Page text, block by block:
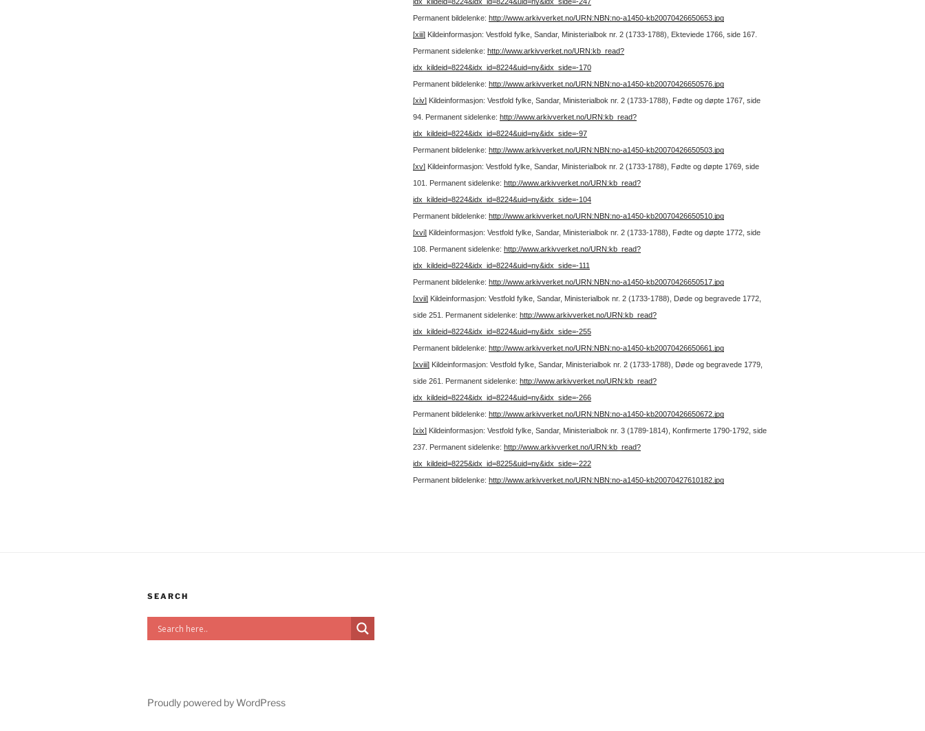
Permanent bildelenke: http://www.arkivverket.no/URN:NBN:no-a1450-kb20070426650653.jpg
[xiii]Kildeinformasjon: Vestfold fylke, Sandar, Ministerialbok nr. 2 (1733-1788), Ekteviede 1766, side 167.
Permanent sidelenke: http://www.arkivverket.no/URN:kb_read?
idx_kildeid=8224&idx_id=8224&uid=ny&idx_side=-170
Permanent bildelenke: http://www.arkivverket.no/URN:NBN:no-a1450-kb20070426650576.jpg
[xiv]Kildeinformasjon: Vestfold fylke, Sandar, Ministerialbok nr. 2 (1733-1788), Fødte og døpte 1767, side
94. Permanent sidelenke: http://www.arkivverket.no/URN:kb_read?
idx_kildeid=8224&idx_id=8224&uid=ny&idx_side=-97
Permanent bildelenke: http://www.arkivverket.no/URN:NBN:no-a1450-kb20070426650503.jpg
[xv]Kildeinformasjon: Vestfold fylke, Sandar, Ministerialbok nr. 2 (1733-1788), Fødte og døpte 1769, side
101.
Permanent sidelenke: http://www.arkivverket.no/URN:kb_read?
idx_kildeid=8224&idx_id=8224&uid=ny&idx_side=-104
Permanent bildelenke: http://www.arkivverket.no/URN:NBN:no-a1450-kb20070426650510.jpg
[xvi]Kildeinformasjon: Vestfold fylke, Sandar, Ministerialbok nr. 2 (1733-1788), Fødte og døpte 1772, side
108. Permanent sidelenke: http://www.arkivverket.no/URN:kb_read?
idx_kildeid=8224&idx_id=8224&uid=ny&idx_side=-111
Permanent bildelenke: http://www.arkivverket.no/URN:NBN:no-a1450-kb20070426650517.jpg
[xvii]Kildeinformasjon: Vestfold fylke, Sandar, Ministerialbok nr. 2 (1733-1788), Døde og begravede 1772,
side 251.
Permanent sidelenke: http://www.arkivverket.no/URN:kb_read?
idx_kildeid=8224&idx_id=8224&uid=ny&idx_side=-255
Permanent bildelenke: http://www.arkivverket.no/URN:NBN:no-a1450-kb20070426650661.jpg
[xviii]Kildeinformasjon: Vestfold fylke, Sandar, Ministerialbok nr. 2 (1733-1788), Døde og begravede 1779,
side 261.
Permanent sidelenke: http://www.arkivverket.no/URN:kb_read?
idx_kildeid=8224&idx_id=8224&uid=ny&idx_side=-266
Permanent bildelenke: http://www.arkivverket.no/URN:NBN:no-a1450-kb20070426650672.jpg
[xix]Kildeinformasjon: Vestfold fylke, Sandar, Ministerialbok nr. 3 (1789-1814), Konfirmerte 1790-1792, side
237. Permanent sidelenke: http://www.arkivverket.no/URN:kb_read?
idx_kildeid=8225&idx_id=8225&uid=ny&idx_side=-222
Permanent bildelenke: http://www.arkivverket.no/URN:NBN:no-a1450-kb20070427610182.jpg
SEARCH
Proudly powered by WordPress